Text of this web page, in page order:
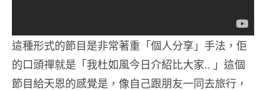
這種形式的節目是非常著重「個人分享」手法，佢
的口頭禪就是「我杜如風今日介紹比大家.. 」這個
節目給天恩的感覺是，像自己跟朋友一同去旅行，